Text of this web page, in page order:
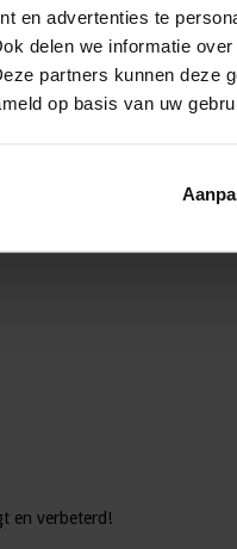
en advertenties te
delen we informatie
partners kunnen deze
op basis van uw
onderwijs. Zo zijn er al
verslechterd is leerkracht
is duidelijk dat er aandacht
en verbeterd!